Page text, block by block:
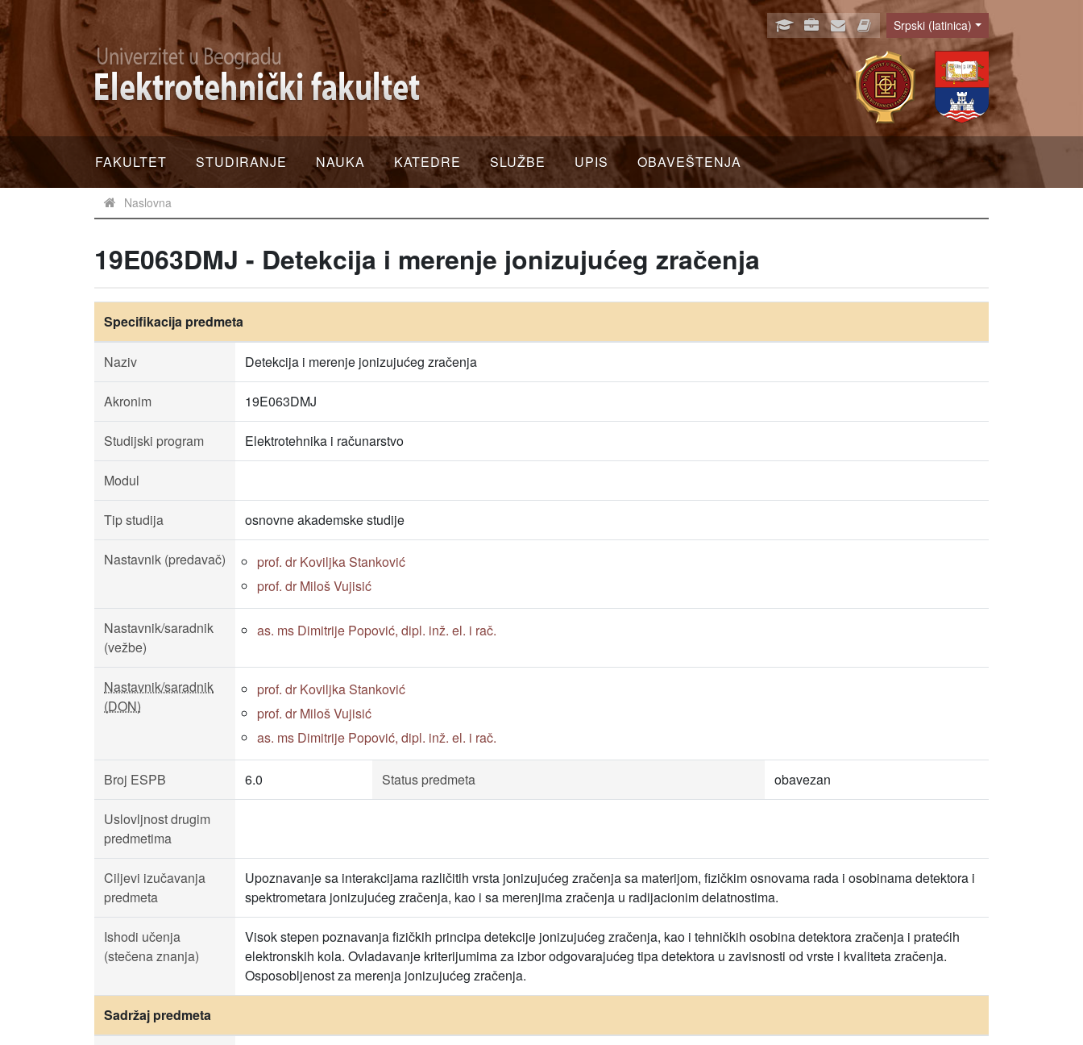
Language
Srpski (latinica)
FAKULTET STUDIRANJE NAUKA KATEDRE SLUŽBE UPIS OBAVEŠTENJA
Naslovna
19E063DMJ - Detekcija i merenje jonizujućeg zračenja
Specifikacija predmeta
Naziv Detekcija i merenje jonizujućeg zračenja
Akronim 19E063DMJ
Studijski program Elektrotehnika i računarstvo
Modul
Tip studija osnovne akademske studije
Nastavnik (predavač)
prof. dr Koviljka Stanković
prof. dr Miloš Vujisić
Nastavnik/saradnik
(vežbe)
as. ms Dimitrije Popović, dipl. inž. el. i rač.
Nastavnik/saradnik
(DON)
prof. dr Koviljka Stanković
prof. dr Miloš Vujisić
as. ms Dimitrije Popović, dipl. inž. el. i rač.
Broj ESPB 6.0 Status predmeta obavezan
Uslovljnost drugim
predmetima
Ciljevi izučavanja
predmeta
Upoznavanje sa interakcijama različitih vrsta jonizujućeg zračenja sa materijom, fizičkim osnovama rada i osobinama detektora i
spektrometara jonizujućeg zračenja, kao i sa merenjima zračenja u radijacionim delatnostima.
Ishodi učenja
(stečena znanja)
Visok stepen poznavanja fizičkih principa detekcije jonizujućeg zračenja, kao i tehničkih osobina detektora zračenja i pratećih
elektronskih kola. Ovladavanje kriterijumima za izbor odgovarajućeg tipa detektora u zavisnosti od vrste i kvaliteta zračenja.
Osposobljenost za merenja jonizujućeg zračenja.
Sadržaj predmeta